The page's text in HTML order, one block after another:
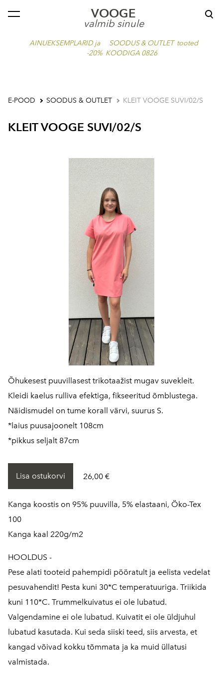
VOOGE
valmib sinule
AINUEKSEMPLARID ja SOODUS & OUTLET tooted
-20% KOODIGA 0826
lisati ostukorvi. Vaata ostukorvi
E-POOD SOODUS & OUTLET KLEIT VOOGE SUVI/02/S
KLEIT VOOGE SUVI/02/S
Õhukesest puuvillasest trikotaažist mugav suvekleit.
Kleidi kaelus rulliva efektiga, fikseeritud õmblustega.
Näidismudel on tume korall värvi, suurus S.
*laius puusajoonelt 108cm
*pikkus seljalt 87cm
Lisa ostukorvi 26,00 €
Kanga koostis on 95% puuvilla, 5% elastaani, Öko-Tex
100
Kanga kaal 220g/m2
HOOLDUS -
Pese alati tooteid pahempidi pööratult ja eelista vedelat
pesuvahendit! Pesta kuni 30*C temperatuuriga. Triikida
kuni 110*C. Trummelkuivatus ei ole lubatud.
Valgendamine ei ole lubatud. Kuivatit ei ole üldjuhul
lubatud kasutada. Kui seda siiski teed, siis arvesta, et
kangad võivad kokku tõmmata ja ka muid üllatusi
valmistada.